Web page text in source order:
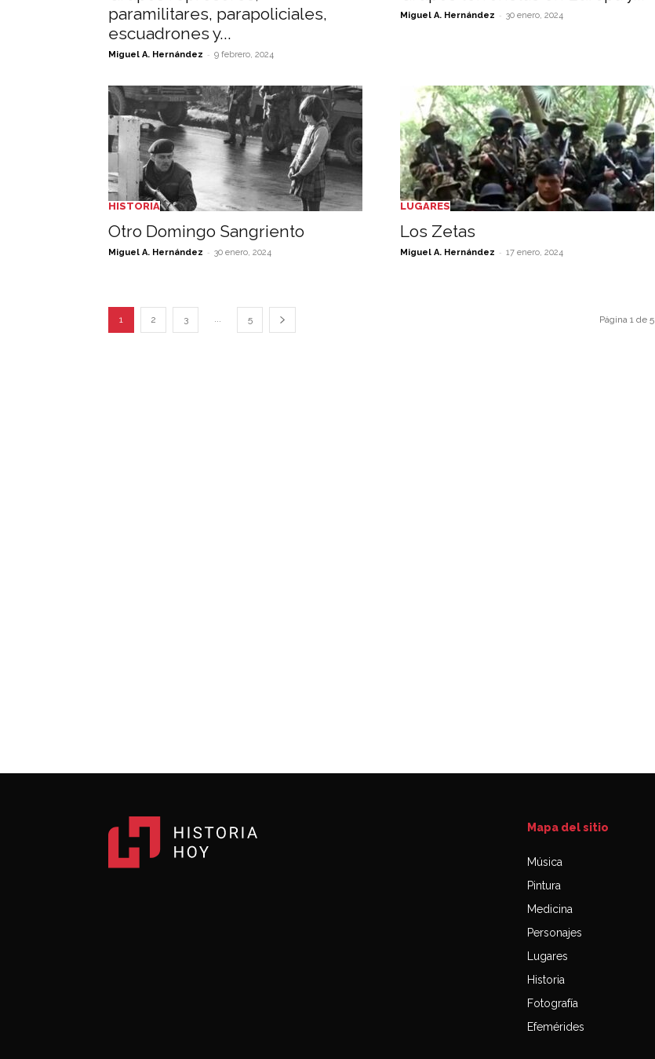
paramilitares, parapoliciales,
escuadrones y...
Miguel A. Hernández - 9 febrero, 2024
Miguel A. Hernández - 30 enero, 2024
HISTORIA
Otro Domingo Sangriento
Miguel A. Hernández - 30 enero, 2024
LUGARES
Los Zetas
Miguel A. Hernández - 17 enero, 2024
1 2 3 ... 5 Página 1 de 5
Mapa del sitio
Música
Pintura
Medicina
Personajes
Lugares
Historia
Fotografía
Efemérides